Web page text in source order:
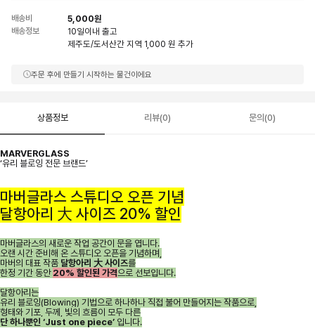
배송비 5,000원
배송정보 10일이내 출고
제주도/도서산간 지역 1,000 원 추가
주문 후에 만들기 시작하는 물건이에요
상품정보 리뷰(0) 문의(0)
MARVERGLASS
‘유리 블로잉 전문 브랜드’
마버글라스 스튜디오 오픈 기념
달항아리 大 사이즈 20% 할인
마버글라스의 새로운 작업 공간이 문을 엽니다.
오랜 시간 준비해 온 스튜디오 오픈을 기념하며,
마버의 대표 작품 달항아리 大 사이즈를
한정 기간 동안 20% 할인된 가격으로 선보입니다.
달항아리는
유리 블로잉(Blowing) 기법으로 하나하나 직접 불어 만들어지는 작품으로,
형태와 기포, 두께, 빛의 흐름이 모두 다른
단 하나뿐인 ‘Just one piece’ 입니다.